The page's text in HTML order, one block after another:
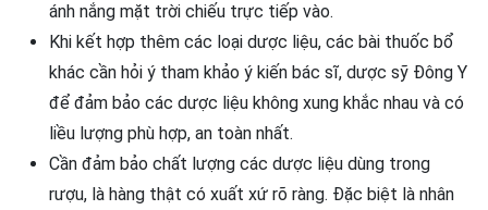
ánh nắng mặt trời chiếu trực tiếp vào.
Khi kết hợp thêm các loại dược liệu, các bài thuốc bổ
khác cần hỏi ý tham khảo ý kiến bác sĩ, dược sỹ Đông Y
để đảm bảo các dược liệu không xung khắc nhau và có
liều lượng phù hợp, an toàn nhất.
Cần đảm bảo chất lượng các dược liệu dùng trong
rượu, là hàng thật có xuất xứ rõ ràng. Đặc biệt là nhân